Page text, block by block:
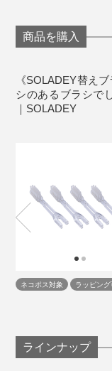
商品を購入
《SOLADEY替え
シのあるブラシで
｜SOLADEY
ネコポス対象 ラッピン
ラインナップ